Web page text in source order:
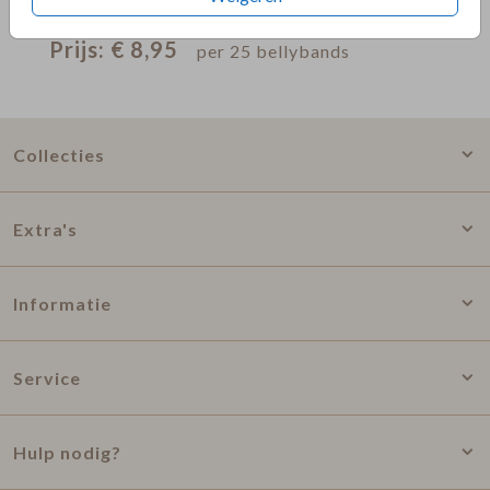
Prijs: € 8,95 per 25 bellybands
Collecties
Extra's
Informatie
Service
Hulp nodig?